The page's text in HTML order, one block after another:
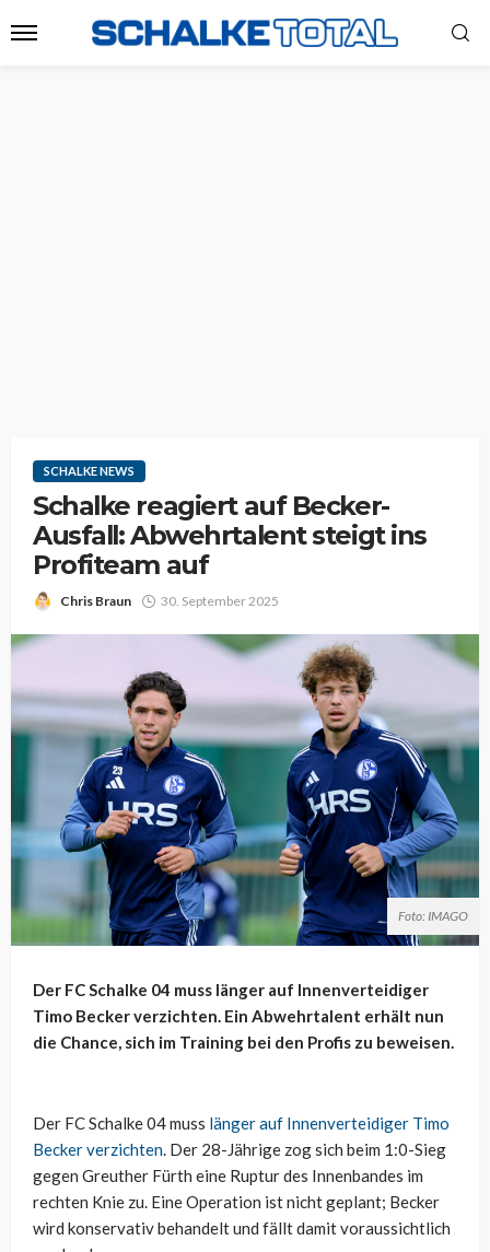
SCHALKE NEWS
Schalke reagiert auf Becker-
Ausfall: Abwehrtalent steigt ins
Profiteam auf
Chris Braun 30. September 2025
Foto: IMAGO
Der FC Schalke 04 muss länger auf Innenverteidiger
Timo Becker verzichten. Ein Abwehrtalent erhält nun
die Chance, sich im Training bei den Profis zu beweisen.
Der FC Schalke 04 muss länger auf Innenverteidiger Timo
Becker verzichten. Der 28-Jährige zog sich beim 1:0-Sieg
gegen Greuther Fürth eine Ruptur des Innenbandes im
rechten Knie zu. Eine Operation ist nicht geplant; Becker
wird konservativ behandelt und fällt damit voraussichtlich